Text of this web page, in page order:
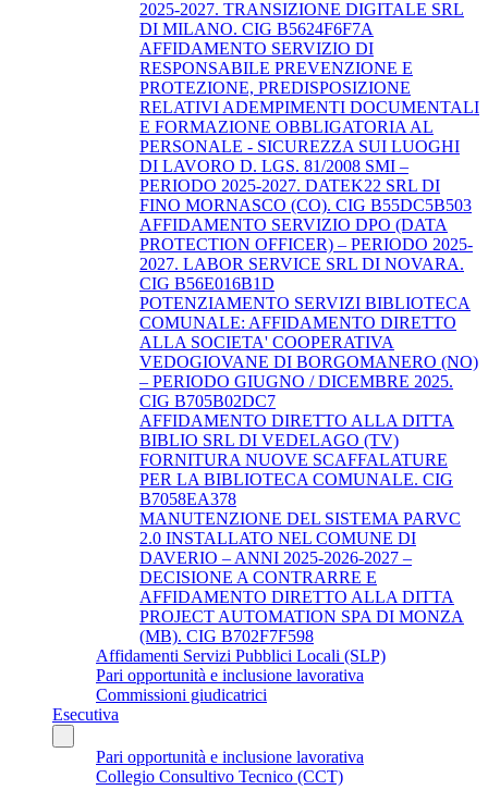
2025-2027. TRANSIZIONE DIGITALE SRL
DI MILANO. CIG B5624F6F7A
AFFIDAMENTO SERVIZIO DI
RESPONSABILE PREVENZIONE E
PROTEZIONE, PREDISPOSIZIONE
RELATIVI ADEMPIMENTI DOCUMENTALI
E FORMAZIONE OBBLIGATORIA AL
PERSONALE - SICUREZZA SUI LUOGHI
DI LAVORO D. LGS. 81/2008 SMI –
PERIODO 2025-2027. DATEK22 SRL DI
FINO MORNASCO (CO). CIG B55DC5B503
AFFIDAMENTO SERVIZIO DPO (DATA
PROTECTION OFFICER) – PERIODO 2025-
2027. LABOR SERVICE SRL DI NOVARA.
CIG B56E016B1D
POTENZIAMENTO SERVIZI BIBLIOTECA
COMUNALE: AFFIDAMENTO DIRETTO
ALLA SOCIETA' COOPERATIVA
VEDOGIOVANE DI BORGOMANERO (NO)
– PERIODO GIUGNO / DICEMBRE 2025.
CIG B705B02DC7
AFFIDAMENTO DIRETTO ALLA DITTA
BIBLIO SRL DI VEDELAGO (TV)
FORNITURA NUOVE SCAFFALATURE
PER LA BIBLIOTECA COMUNALE. CIG
B7058EA378
MANUTENZIONE DEL SISTEMA PARVC
2.0 INSTALLATO NEL COMUNE DI
DAVERIO – ANNI 2025-2026-2027 –
DECISIONE A CONTRARRE E
AFFIDAMENTO DIRETTO ALLA DITTA
PROJECT AUTOMATION SPA DI MONZA
(MB). CIG B702F7F598
Affidamenti Servizi Pubblici Locali (SLP)
Pari opportunità e inclusione lavorativa
Commissioni giudicatrici
Esecutiva
Pari opportunità e inclusione lavorativa
Collegio Consultivo Tecnico (CCT)